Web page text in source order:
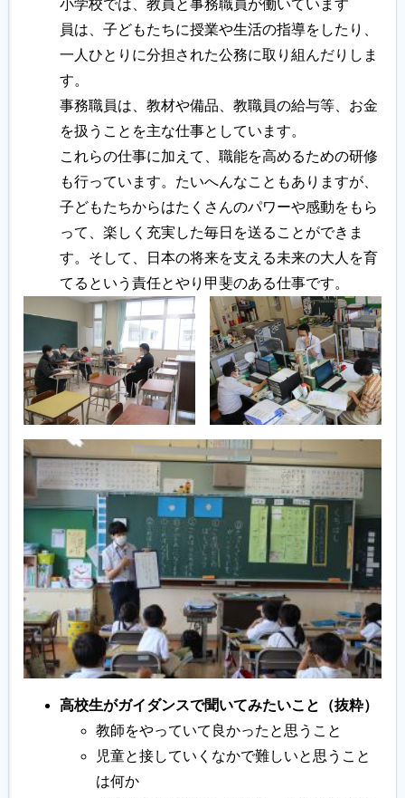
小学校では、教員と事務職員が働いています
員は、子どもたちに授業や生活の指導をしたり、
一人ひとりに分担された公務に取り組んだりしま
す。
事務職員は、教材や備品、教職員の給与等、お金
を扱うことを主な仕事としています。
これらの仕事に加えて、職能を高めるための研修
も行っています。たいへんなこともありますが、
子どもたちからはたくさんのパワーや感動をもら
って、楽しく充実した毎日を送ることができま
す。そして、日本の将来を支える未来の大人を育
てるという責任とやり甲斐のある仕事です。
高校生がガイダンスで聞いてみたいこと（抜粋）
教師をやっていて良かったと思うこと
児童と接していくなかで難しいと思うこと
は何か